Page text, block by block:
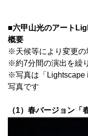
■六甲山光のアート
概要
※天候等により変更の
※約7分間の演出を繰
※写真は「Lightscape
写真です
（1）春バージョン「